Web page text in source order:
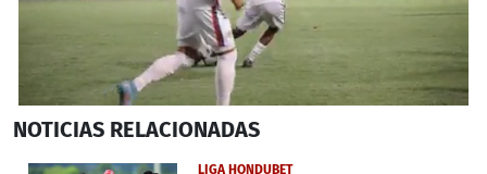
seconds
25
NOTICIAS RELACIONADAS
LIGA HONDUBET